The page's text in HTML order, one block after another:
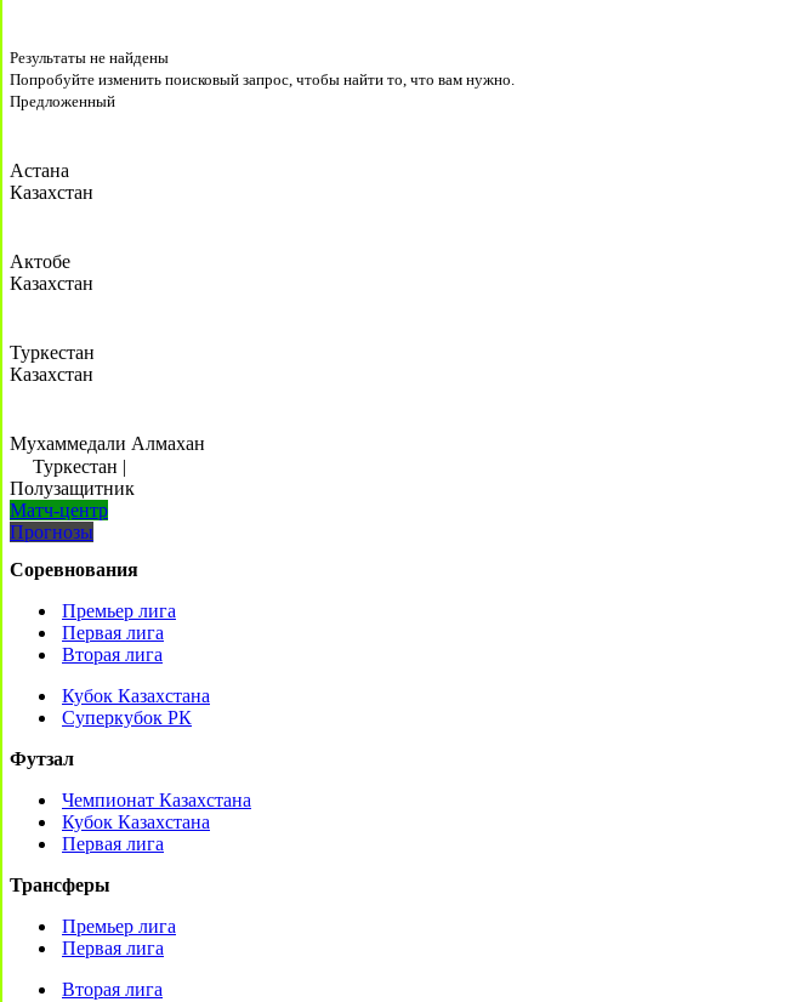
Результаты не найдены
Попробуйте изменить поисковый запрос, чтобы найти то, что вам нужно.
Предложенный
Астана
Казахстан
Актобе
Казахстан
Туркестан
Казахстан
Мухаммедали Алмахан
Туркестан |
Полузащитник
Матч-центр
Прогнозы
Соревнования
Премьер лига
Первая лига
Вторая лига
Кубок Казахстана
Суперкубок РК
Футзал
Чемпионат Казахстана
Кубок Казахстана
Первая лига
Трансферы
Премьер лига
Первая лига
Вторая лига